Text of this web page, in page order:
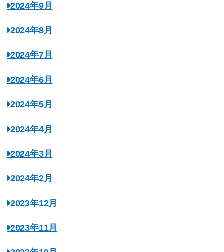
2024年9月
2024年8月
2024年7月
2024年6月
2024年5月
2024年4月
2024年3月
2024年2月
2023年12月
2023年11月